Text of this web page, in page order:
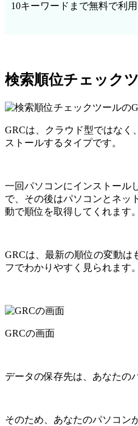
10キーワードまで無料で利
検索順位チェック
GRCは、クラウド型ではなく
ストールするタイプです。
一回パソコンにインストール
で、その後はパソコンとネッ
動で順位を取得してくれます。
GRCは、最新の順位の変動は
フでわかりやすく見られます。
GRCの画面
データの保存先は、あなたの
そのため、あなたのパソコン